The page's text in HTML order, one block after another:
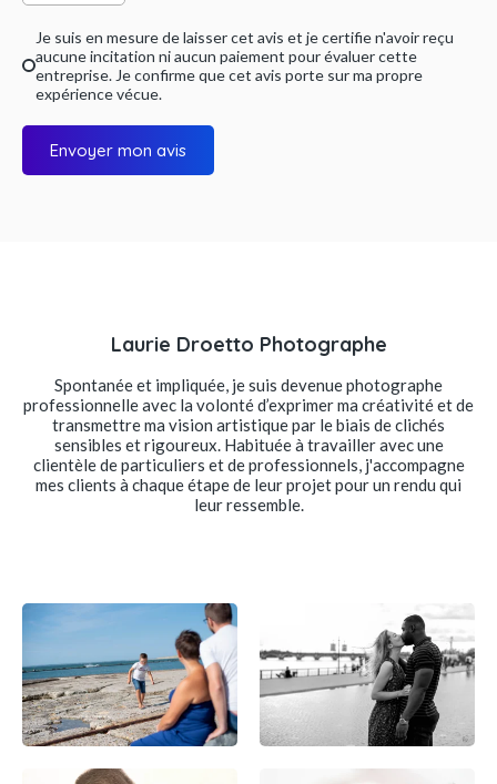
Je suis en mesure de laisser cet avis et je certifie n'avoir reçu
aucune incitation ni aucun paiement pour évaluer cette
entreprise. Je confirme que cet avis porte sur ma propre
expérience vécue.
Envoyer mon avis
Laurie Droetto Photographe
Spontanée et impliquée, je suis devenue photographe
professionnelle avec la volonté d’exprimer ma créativité et de
transmettre ma vision artistique par le biais de clichés
sensibles et rigoureux. Habituée à travailler avec une
clientèle de particuliers et de professionnels, j'accompagne
mes clients à chaque étape de leur projet pour un rendu qui
leur ressemble.